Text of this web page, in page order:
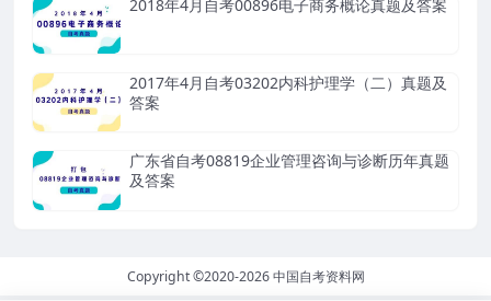
2018年4月自考00896电子商务概论真题及答案
2017年4月自考03202内科护理学（二）真题及
答案
广东省自考08819企业管理咨询与诊断历年真题
及答案
Copyright ©2020-2026中国自考资料网